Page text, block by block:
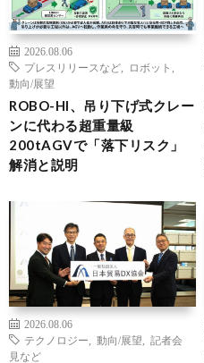
2026.08.06
プレスリリースなど
ロボット
動向/展望
ROBO-HI、吊り下げ式クレー
ンに代わる超重量級
200tAGVで「落下リスク」
解消と説明
2026.08.06
テクノロジー
動向/展望
記者会
見など